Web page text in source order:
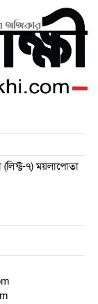
(লিফ্ট-৭) ময়লাপোতা